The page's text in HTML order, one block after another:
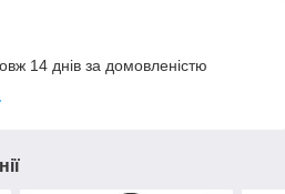
14 днів за домовленістю